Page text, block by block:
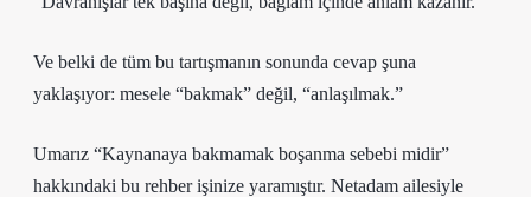
Ve belki de tüm bu tartışmanın sonunda cevap şuna
yaklaşıyor: mesele “bakmak” değil, “anlaşılmak.”
Umarız “Kaynanaya bakmamak boşanma sebebi midir”
hakkındaki bu rehber işinize yaramıştır. Netadam ailesiyle